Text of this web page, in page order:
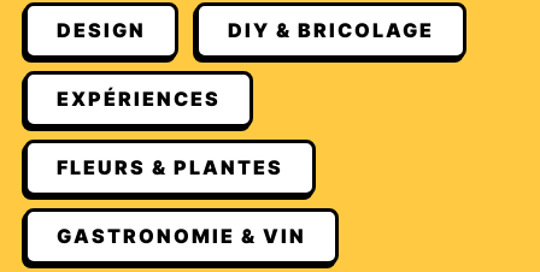
DESIGN DIY & BRICOLAGE
EXPÉRIENCES
FLEURS & PLANTES
GASTRONOMIE & VIN